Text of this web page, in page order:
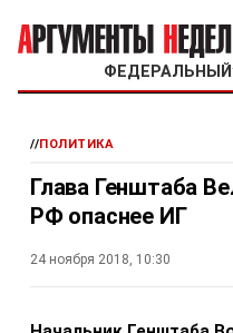
ФЕДЕРАЛЬНЫЙ
//ПОЛИТИКА
Глава Генштаба
РФ опаснее ИГ
24 ноября 2018, 10:30